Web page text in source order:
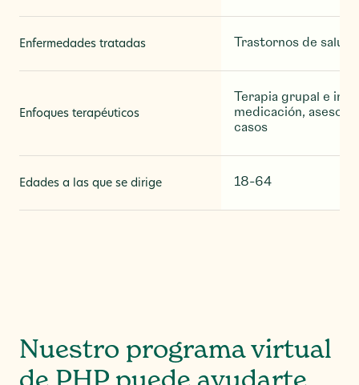
Enfermedades tratadas Trastornos de salud
Enfoques terapéuticos
Terapia grupal e
medicación,
casos
Edades a las que se dirige 18-64
Nuestro programa virtual